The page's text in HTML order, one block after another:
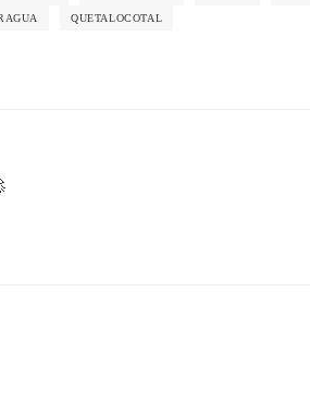
QUETALOCOTAL